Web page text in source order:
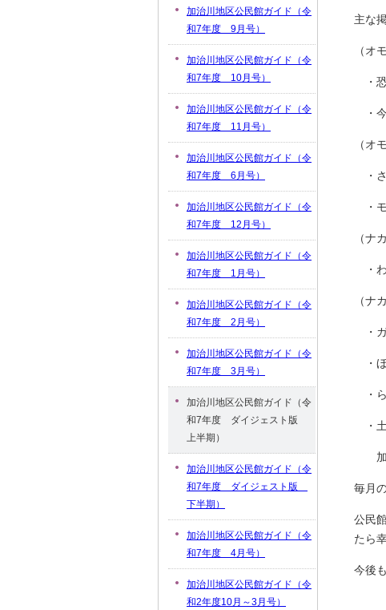
主な
（オ
・恐
・今
（オ
・さ
・モ
（ナ
・
（ナ
・ガ
・ほ
・ら
・土
加治
毎月
公民
たら
今後
加治川地区公民館ガイド（令
和7年度 9月号）
加治川地区公民館ガイド（令
和7年度 10月号）
加治川地区公民館ガイド（令
和7年度 11月号）
加治川地区公民館ガイド（令
和7年度 6月号）
加治川地区公民館ガイド（令
和7年度 12月号）
加治川地区公民館ガイド（令
和7年度 1月号）
加治川地区公民館ガイド（令
和7年度 2月号）
加治川地区公民館ガイド（令
和7年度 3月号）
加治川地区公民館ガイド（令
和7年度 ダイジェスト版
上半期）
加治川地区公民館ガイド（令
和7年度 ダイジェスト版
下半期）
加治川地区公民館ガイド（令
和7年度 4月号）
加治川地区公民館ガイド（令
和2年度10月～3月号）